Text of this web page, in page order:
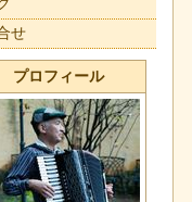
せ
プロフィール